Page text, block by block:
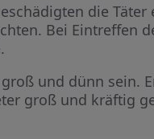
die
Bei Eintreffen
und dünn sein.
groß und kräftig